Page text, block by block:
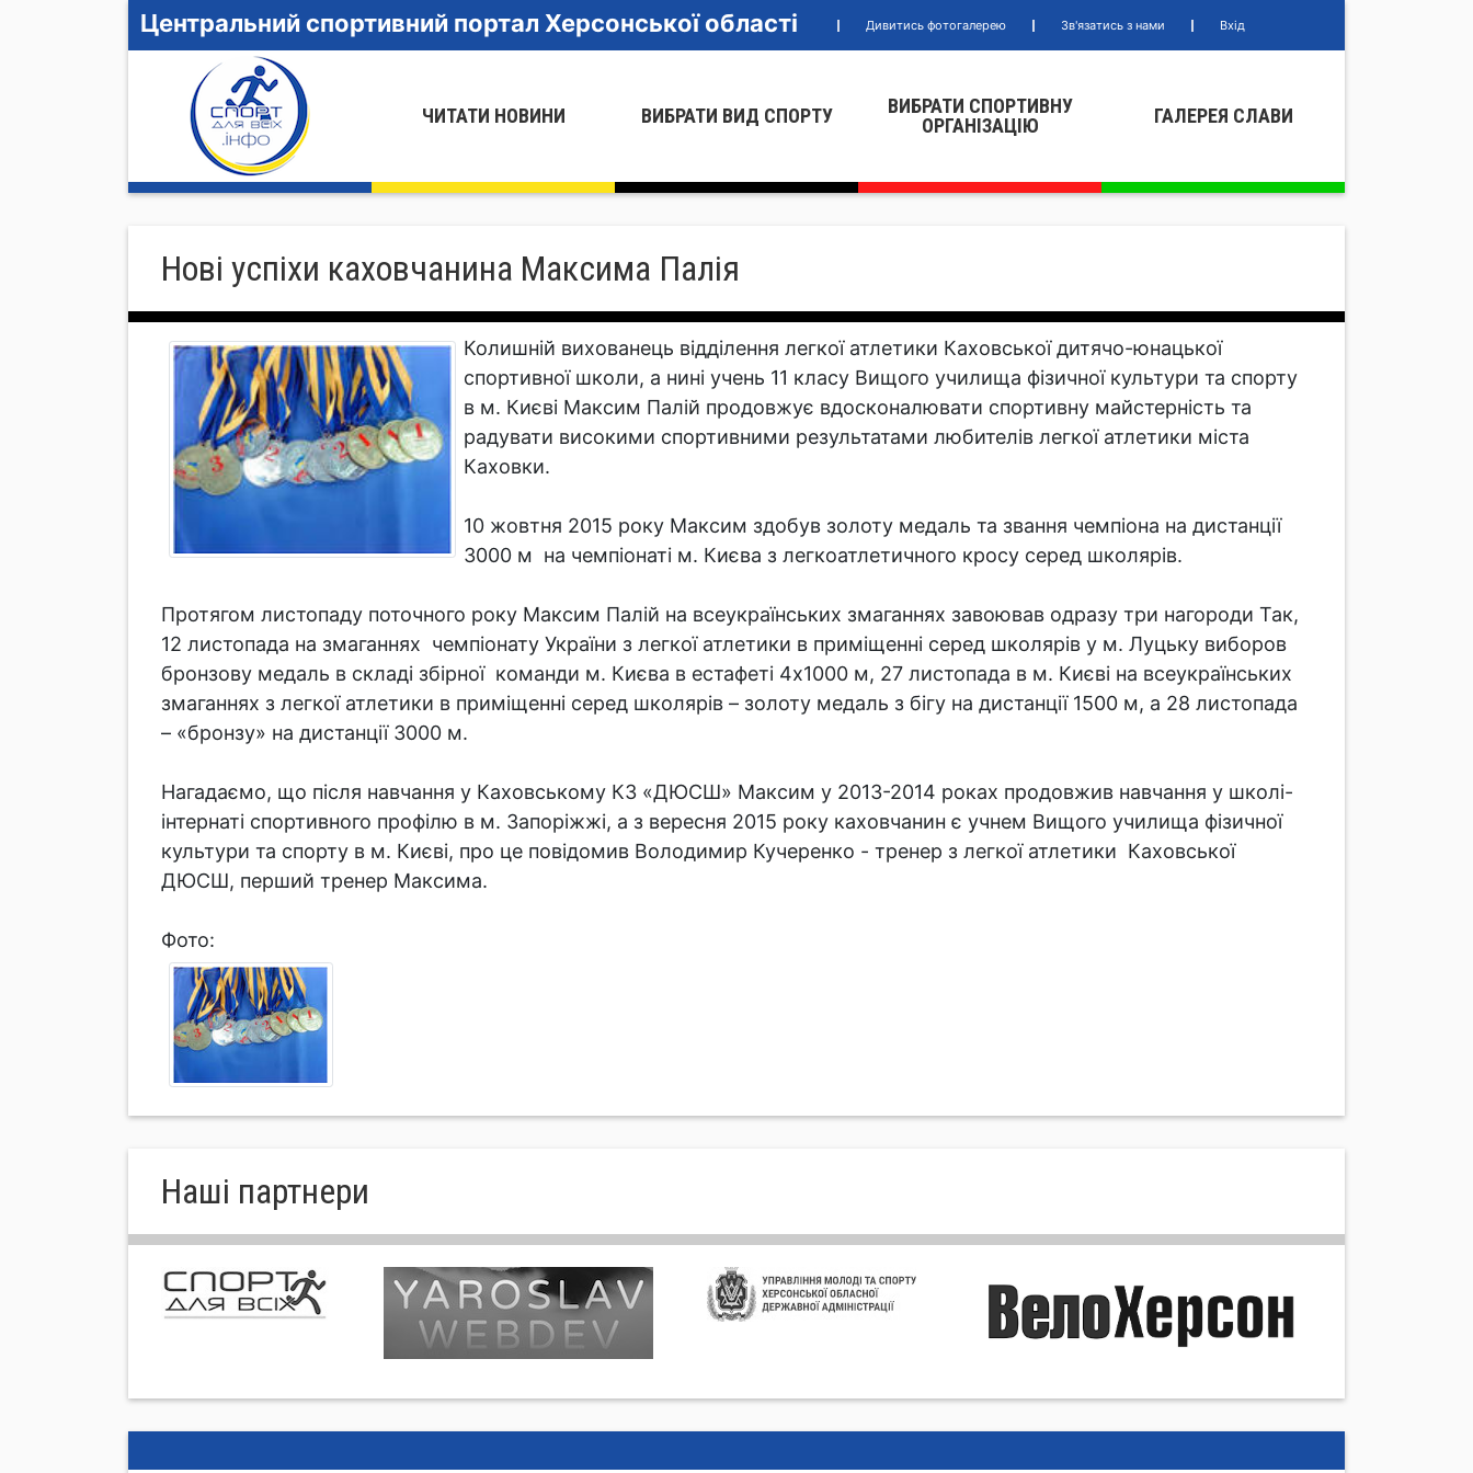
Центральний спортивний портал Херсонської області Дивитись фотогалерею Зв'язатись з нами Вхід
ЧИТАТИ НОВИНИ ВИБРАТИ ВИД СПОРТУ
ВИБРАТИ СПОРТИВНУ
ОРГАНIЗАЦIЮ
ГАЛЕРЕЯ СЛАВИ
Нові успіхи каховчанина Максима Палія
Колишній вихованець відділення легкої атлетики Каховської дитячо-юнацької
спортивної школи, а нині учень 11 класу Вищого училища фізичної культури та спорту
в м. Києві Максим Палій продовжує вдосконалювати спортивну майстерність та
радувати високими спортивними результатами любителів легкої атлетики міста
Каховки.
10 жовтня 2015 року Максим здобув золоту медаль та звання чемпіона на дистанції
3000 м на чемпіонаті м. Києва з легкоатлетичного кросу серед школярів.
Протягом листопаду поточного року Максим Палій на всеукраїнських змаганнях завоював одразу три нагороди Так,
12 листопада на змаганнях чемпіонату України з легкої атлетики в приміщенні серед школярів у м. Луцьку виборов
бронзову медаль в складі збірної команди м. Києва в естафеті 4х1000 м, 27 листопада в м. Києві на всеукраїнських
змаганнях з легкої атлетики в приміщенні серед школярів – золоту медаль з бігу на дистанції 1500 м, а 28 листопада
– «бронзу» на дистанції 3000 м.
Нагадаємо, що після навчання у Каховському КЗ «ДЮСШ» Максим у 2013-2014 роках продовжив навчання у школі-
інтернаті спортивного профілю в м. Запоріжжі, а з вересня 2015 року каховчанин є учнем Вищого училища фізичної
культури та спорту в м. Києві, про це повідомив Володимир Кучеренко - тренер з легкої атлетики Каховської
ДЮСШ, перший тренер Максима.
Фото:
Нашi партнери